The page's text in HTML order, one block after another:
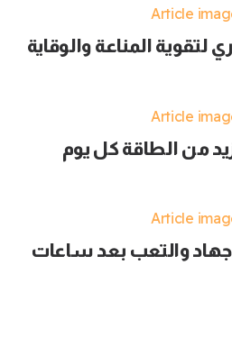
لتقوية المناعة والوقاية
من الطاقة كل يوم
والتعب بعد ساعات